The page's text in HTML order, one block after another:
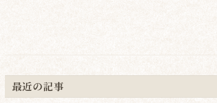
最近の記事